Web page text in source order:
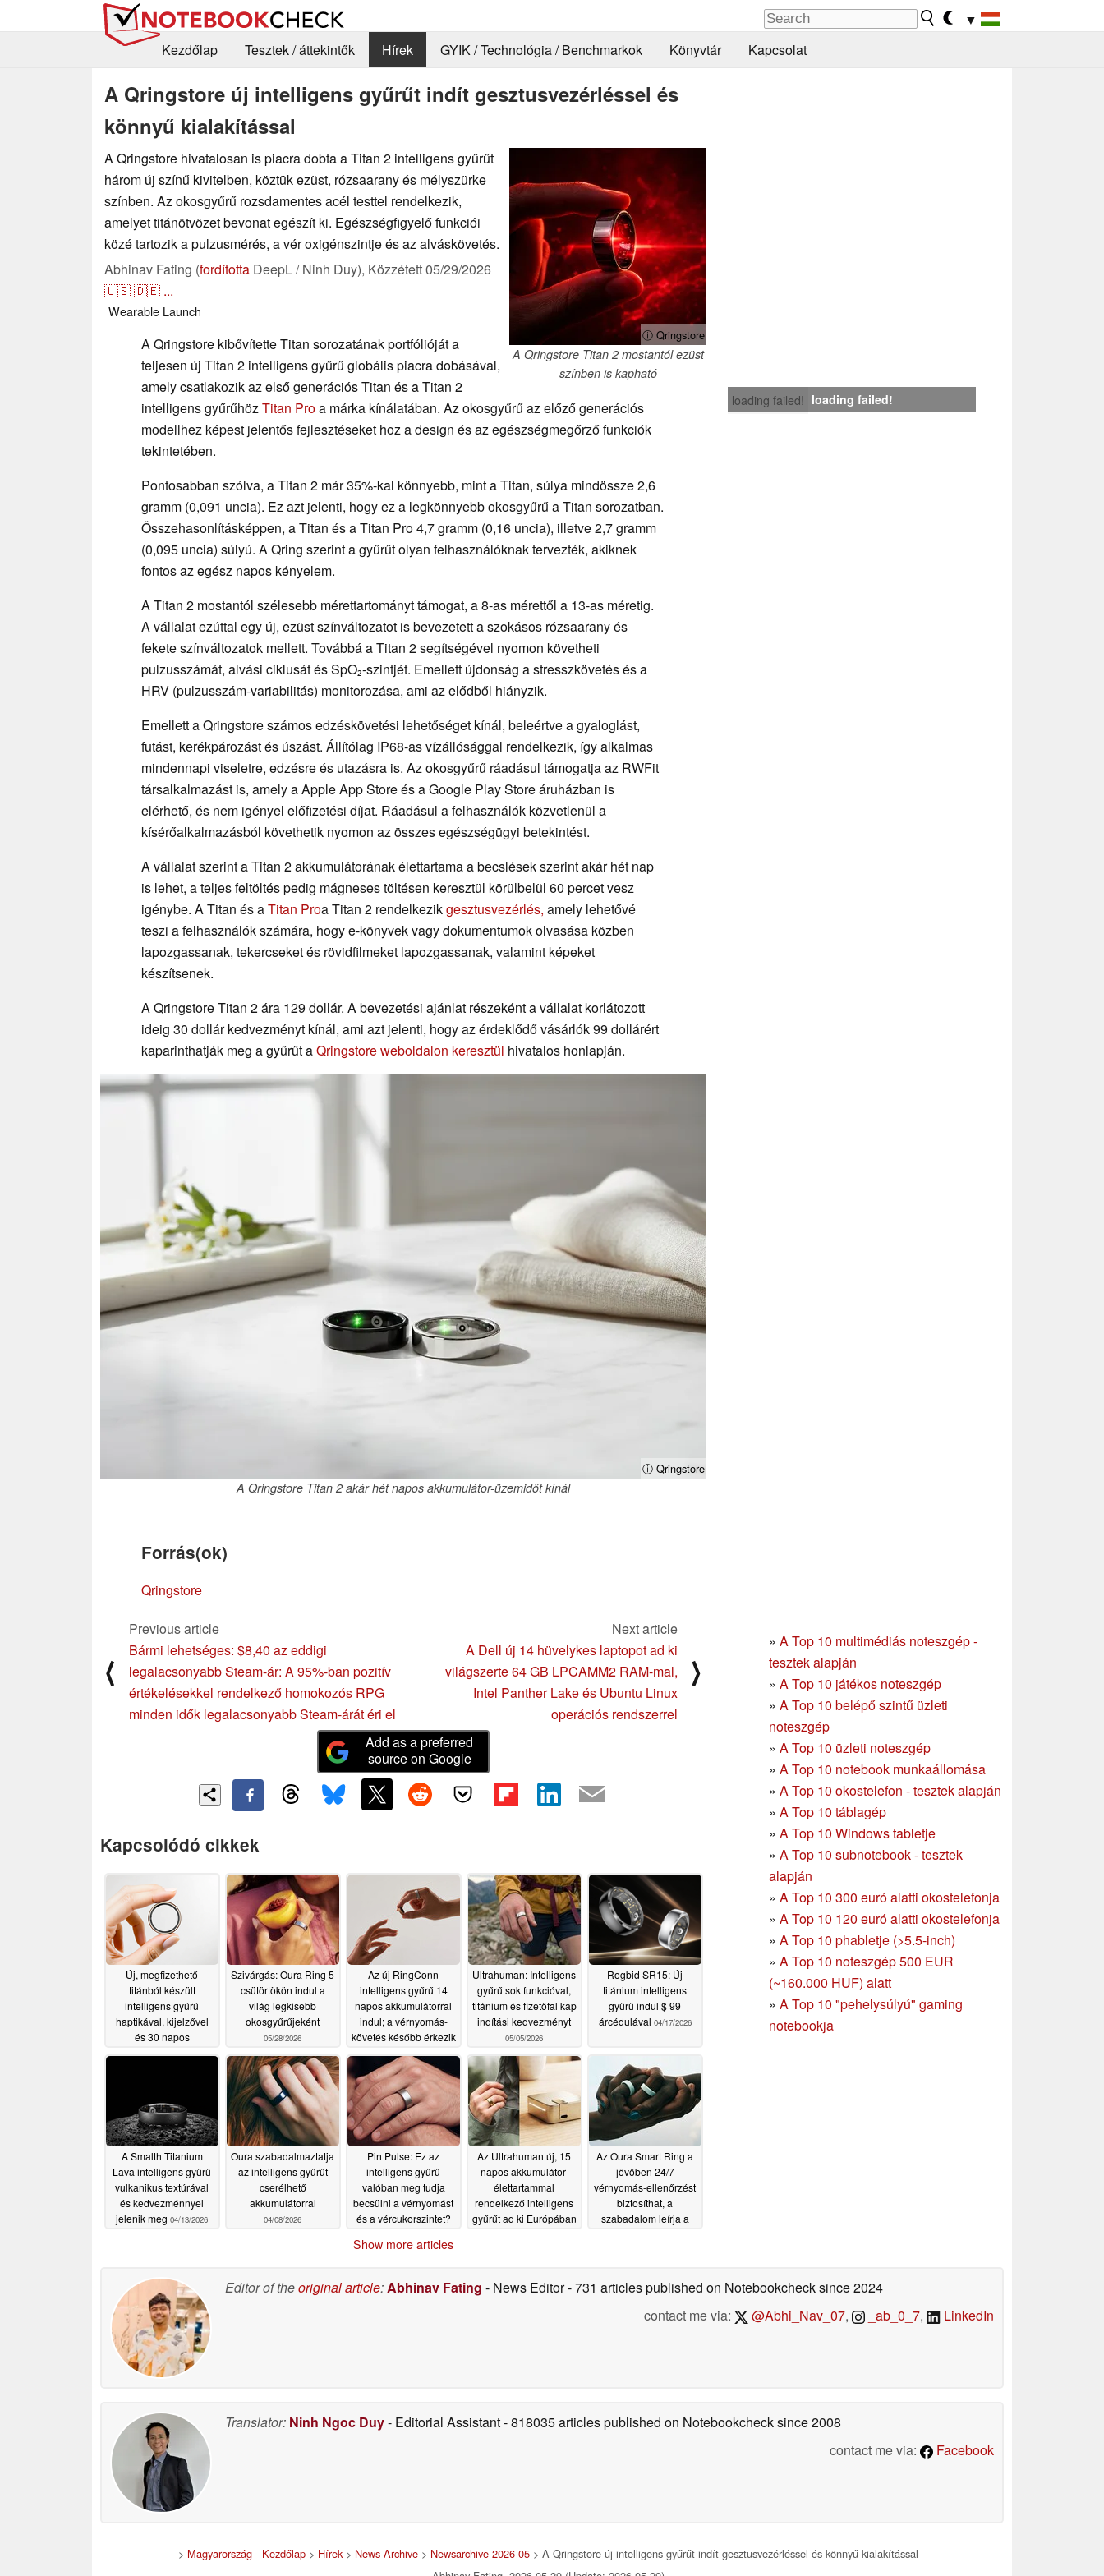
▼
Kezdőlap
Tesztek / áttekintők Hírek GYIK / Technológia / Benchmarkok Könyvtár Kapcsolat
A Qringstore új intelligens gyűrűt indít gesztusvezérléssel és
könnyű kialakítással
ⓘ Qringstore
A Qringstore Titan 2 mostantól ezüst
színben is kapható
A Qringstore hivatalosan is piacra dobta a Titan 2 intelligens gyűrűt
három új színű kivitelben, köztük ezüst, rózsaarany és mélyszürke
színben. Az okosgyűrű rozsdamentes acél testtel rendelkezik,
amelyet titánötvözet bevonat egészít ki. Egészségfigyelő funkciói
közé tartozik a pulzusmérés, a vér oxigénszintje és az alváskövetés.
Abhinav Fating (fordította DeepL / Ninh Duy), Közzétett05/29/2026
🇺🇸🇩🇪 ...
Wearable Launch
loading failed! loading failed!
A Qringstore kibővítette Titan sorozatának portfólióját a
teljesen új Titan 2 intelligens gyűrű globális piacra dobásával,
amely csatlakozik az első generációs Titan és a Titan 2
intelligens gyűrűhözTitan Proa márka kínálatában. Az okosgyűrű az előző generációs
modellhez képest jelentős fejlesztéseket hoz a design és az egészségmegőrző funkciók
tekintetében.
Pontosabban szólva, a Titan 2 már 35%-kal könnyebb, mint a Titan, súlya mindössze 2,6
gramm (0,091 uncia). Ez azt jelenti, hogy ez a legkönnyebb okosgyűrű a Titan sorozatban.
Összehasonlításképpen, a Titan és a Titan Pro 4,7 gramm (0,16 uncia), illetve 2,7 gramm
(0,095 uncia) súlyú. A Qring szerint a gyűrűt olyan felhasználóknak tervezték, akiknek
fontos az egész napos kényelem.
A Titan 2 mostantól szélesebb mérettartományt támogat, a 8-as mérettől a 13-as méretig.
A vállalat ezúttal egy új, ezüst színváltozatot is bevezetett a szokásos rózsaarany és
fekete színváltozatok mellett. Továbbá a Titan 2 segítségével nyomon követheti
pulzusszámát, alvási ciklusát és SpO₂-szintjét. Emellett újdonság a stresszkövetés és a
HRV (pulzusszám-variabilitás) monitorozása, ami az elődből hiányzik.
Emellett a Qringstore számos edzéskövetési lehetőséget kínál, beleértve a gyaloglást,
futást, kerékpározást és úszást. Állítólag IP68-as vízállósággal rendelkezik, így alkalmas
mindennapi viseletre, edzésre és utazásra is. Az okosgyűrű ráadásul támogatja az RWFit
társalkalmazást is, amely a Apple App Store és a Google Play Store áruházban is
elérhető, és nem igényel előfizetési díjat. Ráadásul a felhasználók közvetlenül a
kísérőalkalmazásból követhetik nyomon az összes egészségügyi betekintést.
A vállalat szerint a Titan 2 akkumulátorának élettartama a becslések szerint akár hét nap
is lehet, a teljes feltöltés pedig mágneses töltésen keresztül körülbelül 60 percet vesz
igénybe. A Titan és aTitan Proa Titan 2 rendelkezikgesztusvezérlés, amely lehetővé
teszi a felhasználók számára, hogy e-könyvek vagy dokumentumok olvasása közben
lapozgassanak, tekercseket és rövidfilmeket lapozgassanak, valamint képeket
készítsenek.
A Qringstore Titan 2 ára 129 dollár. A bevezetési ajánlat részeként a vállalat korlátozott
ideig 30 dollár kedvezményt kínál, ami azt jelenti, hogy az érdeklődő vásárlók 99 dollárért
kaparinthatják meg a gyűrűt aQringstore weboldalon keresztül hivatalos honlapján.
ⓘ Qringstore
A Qringstore Titan 2 akár hét napos akkumulátor-üzemidőt kínál
Forrás(ok)
Qringstore
» A Top 10 multimédiás noteszgép -
tesztek alapján
» A Top 10 játékos noteszgép
» A Top 10 belépő szintű üzleti
noteszgép
» A Top 10 üzleti noteszgép
» A Top 10 notebook munkaállomása
» A Top 10 okostelefon - tesztek alapján
» A Top 10 táblagép
» A Top 10 Windows tabletje
» A Top 10 subnotebook - tesztek
alapján
» A Top 10 300 euró alatti okostelefonja
» A Top 10 120 euró alatti okostelefonja
» A Top 10 phabletje (>5.5-inch)
» A Top 10 noteszgép 500 EUR
(~160.000 HUF) alatt
» A Top 10 "pehelysúlyú" gaming
notebookja
⟨
Previous article
Bármi lehetséges: $8,40 az eddigi
legalacsonyabb Steam-ár: A 95%-ban pozitív
értékelésekkel rendelkező homokozós RPG
minden idők legalacsonyabb Steam-árát éri el
Next article
A Dell új 14 hüvelykes laptopot ad ki
világszerte 64 GB LPCAMM2 RAM-mal,
Intel Panther Lake és Ubuntu Linux
operációs rendszerrel
⟩
Add as a preferred
source on Google
Kapcsolódó cikkek
Új, megfizethető
titánból készült
intelligens gyűrű
haptikával, kijelzővel
és 30 napos
Szivárgás: Oura Ring 5
csütörtökön indul a
világ legkisebb
okosgyűrűjeként
05/28/2026
Az új RingConn
intelligens gyűrű 14
napos akkumulátorral
indul; a vérnyomás-
követés később érkezik
05/05/2026
Ultrahuman: Intelligens
gyűrű sok funkcióval,
titánium és fizetőfal kap
indítási kedvezményt
05/05/2026
Rogbid SR15: Új
titánium intelligens
gyűrű indul $ 99
árcédulával 04/17/2026
A Smalth Titanium
Lava intelligens gyűrű
vulkanikus textúrával
és kedvezménnyel
jelenik meg 04/13/2026
Oura szabadalmaztatja
az intelligens gyűrűt
cserélhető
akkumulátorral
04/08/2026
Pin Pulse: Ez az
intelligens gyűrű
valóban meg tudja
becsülni a vérnyomást
és a vércukorszintet?
Az Ultrahuman új, 15
napos akkumulátor-
élettartammal
rendelkező intelligens
gyűrűt ad ki Európában
Az Oura Smart Ring a
jövőben 24/7
vérnyomás-ellenőrzést
biztosíthat, a
szabadalom leírja a
Show more articles
Editor of theoriginal article:Abhinav Fating - News Editor- 731 articles published on Notebookchecksince 2024
contact me via:
@Abhi_Nav_07, _ab_0_7, LinkedIn
Translator: Ninh Ngoc Duy- Editorial Assistant- 818035 articles published on Notebookchecksince 2008
contact me via:
Facebook
> Magyarország - Kezdőlap> Hírek> News Archive> Newsarchive 2026 05> A Qringstore új intelligens gyűrűt indít gesztusvezérléssel és könnyű kialakítással